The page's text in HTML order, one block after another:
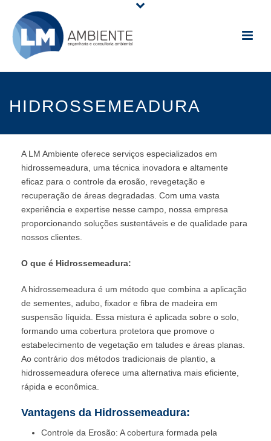
HIDROSSEMEADURA
A LM Ambiente oferece serviços especializados em
hidrossemeadura, uma técnica inovadora e altamente
eficaz para o controle da erosão, revegetação e
recuperação de áreas degradadas. Com uma vasta
experiência e expertise nesse campo, nossa empresa
proporcionando soluções sustentáveis e de qualidade para
nossos clientes.
O que é Hidrossemeadura:
A hidrossemeadura é um método que combina a aplicação
de sementes, adubo, fixador e fibra de madeira em
suspensão líquida. Essa mistura é aplicada sobre o solo,
formando uma cobertura protetora que promove o
estabelecimento de vegetação em taludes e áreas planas.
Ao contrário dos métodos tradicionais de plantio, a
hidrossemeadura oferece uma alternativa mais eficiente,
rápida e econômica.
Vantagens da Hidrossemeadura:
Controle da Erosão: A cobertura formada pela